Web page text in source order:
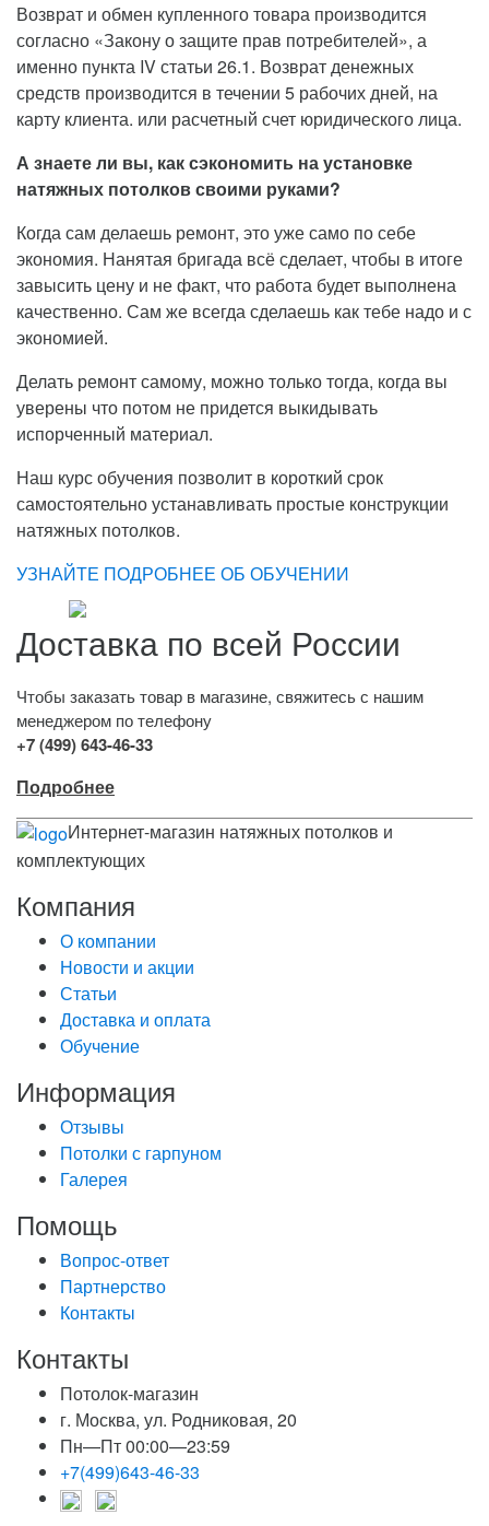
Возврат и обмен купленного товара производится
согласно «Закону о защите прав потребителей», а
именно пункта IV статьи 26.1. Возврат денежных
средств производится в течении 5 рабочих дней, на
карту клиента. или расчетный счет юридического лица.
А знаете ли вы, как сэкономить на установке
натяжных потолков своими руками?
Когда сам делаешь ремонт, это уже само по себе
экономия. Нанятая бригада всё сделает, чтобы в итоге
завысить цену и не факт, что работа будет выполнена
качественно. Сам же всегда сделаешь как тебе надо и с
экономией.
Делать ремонт самому, можно только тогда, когда вы
уверены что потом не придется выкидывать
испорченный материал.
Наш курс обучения позволит в короткий срок
самостоятельно устанавливать простые конструкции
натяжных потолков.
УЗНАЙТЕ ПОДРОБНЕЕ ОБ ОБУЧЕНИИ
Доставка по всей России
Чтобы заказать товар в магазине, свяжитесь с нашим
менеджером по телефону
+7 (499) 643-46-33
Подробнее
Интернет-магазин натяжных потолков и
комплектующих
Компания
О компании
Новости и акции
Статьи
Доставка и оплата
Обучение
Информация
Отзывы
Потолки с гарпуном
Галерея
Помощь
Вопрос-ответ
Партнерство
Контакты
Контакты
Потолок-магазин
г. Москва, ул. Родниковая, 20
Пн—Пт 00:00—23:59
+7(499)643-46-33